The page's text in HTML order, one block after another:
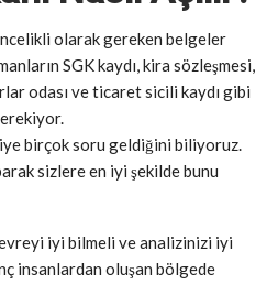
olarak gereken belgeler
SGK kaydı, kira sözleşmesi,
odası ve ticaret sicili kaydı gibi
birçok soru geldiğini biliyoruz.
sizlere en iyi şekilde bunu
iyi bilmeli ve analizinizi iyi
insanlardan oluşan bölgede